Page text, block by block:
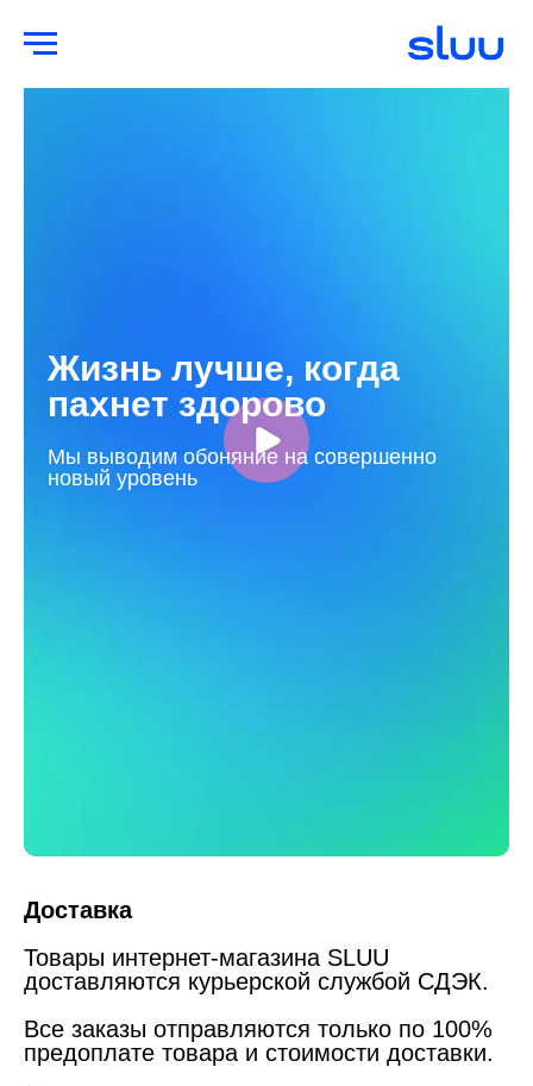
Жизнь лучше, когда
пахнет здорово
Мы выводим обоняние на совершенно
новый уровень
Доставка
Товары интернет-магазина SLUU
доставляются курьерской службой СДЭК.
Все заказы отправляются только по 100%
предоплате товара и стоимости доставки.